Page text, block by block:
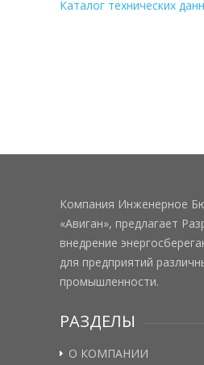
Каталог технических
Компания Инженерное
«Авиган», предлагает
внедрение
для предприятий
промышленности.
РАЗДЕЛЫ
О КОМПАНИИ